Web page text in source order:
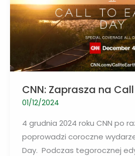
bioróżnorodności
CNN: Zaprasza na
01/12/2024
4 grudnia 2024 roku CNN po
poprowadzi coroczne
Day. Podczas tegorocznej